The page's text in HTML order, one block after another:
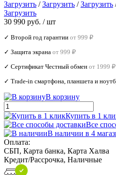
Загрузить /Загрузить /Загрузить
Загрузить
30 990 руб. / шт
✓ Второй год гарантии от 999 ₽
✓ Защита экрана от 999 ₽
✓ Сертификат Честный обмен от 1999 ₽
✓ Trade‑in смартфона, планшета и
В корзину
Купить в 1
Все
В наличии в 4
Оплата:
СБП, Карта банка, Карта Халва
Кредит/Рассрочка, Наличные